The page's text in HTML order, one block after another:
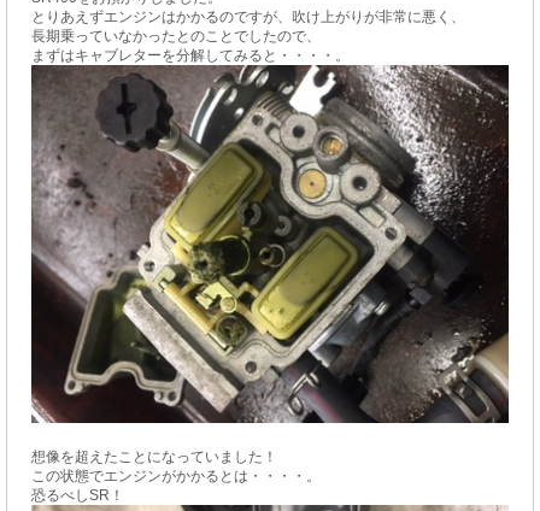
とりあえずエンジンはかかるのですが、吹け上がりが非常に悪く、
長期乗っていなかったとのことでしたので、
まずはキャブレターを分解してみると・・・・。
想像を超えたことになっていました！
この状態でエンジンがかかるとは・・・・。
恐るべしSR！